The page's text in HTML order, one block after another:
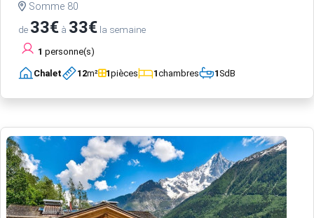
Somme 80
de 33€ à 33€ la semaine
1 personne(s)
Chalet 12m² 1pièces 1chambres 1SdB